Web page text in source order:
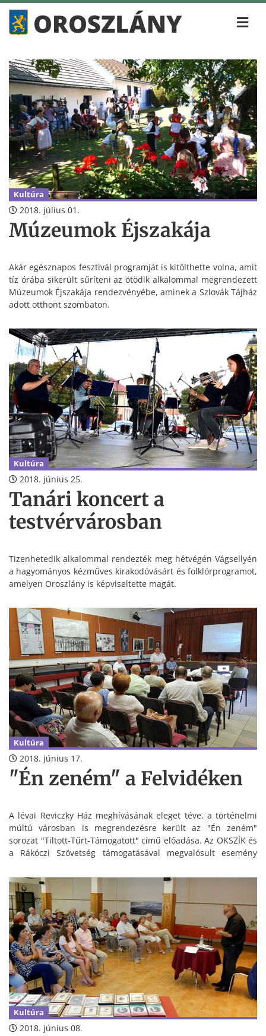
Kultúra
2018. július 01.
Múzeumok Éjszakája
Akár egésznapos fesztivál programját is kitölthette volna, amit
tíz órába sikerült sűríteni az ötödik alkalommal megrendezett
Múzeumok Éjszakája rendezvényébe, aminek a Szlovák Tájház
adott otthont szombaton.
Kultúra
2018. június 25.
Tanári koncert a
testvérvárosban
Tizenhetedik alkalommal rendezték meg hétvégén Vágsellyén
a hagyományos kézműves kirakodóvásárt és folklórprogramot,
amelyen Oroszlány is képviseltette magát.
Kultúra
2018. június 17.
"Én zeném" a Felvidéken
A lévai Reviczky Ház meghívásának eleget téve, a történelmi
múltú városban is megrendezésre került az "Én zeném"
sorozat "Tiltott-Tűrt-Támogatott" című előadása. Az OKSZÍK és
a Rákóczi Szövetség támogatásával megvalósult esemény
Kultúra
2018. június 08.